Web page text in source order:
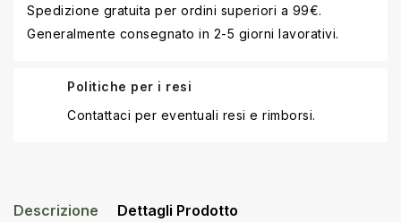
Spedizione gratuita per ordini superiori a 99€.
Generalmente consegnato in 2-5 giorni lavorativi.
Politiche per i resi
Contattaci per eventuali resi e rimborsi.
Descrizione Dettagli Prodotto